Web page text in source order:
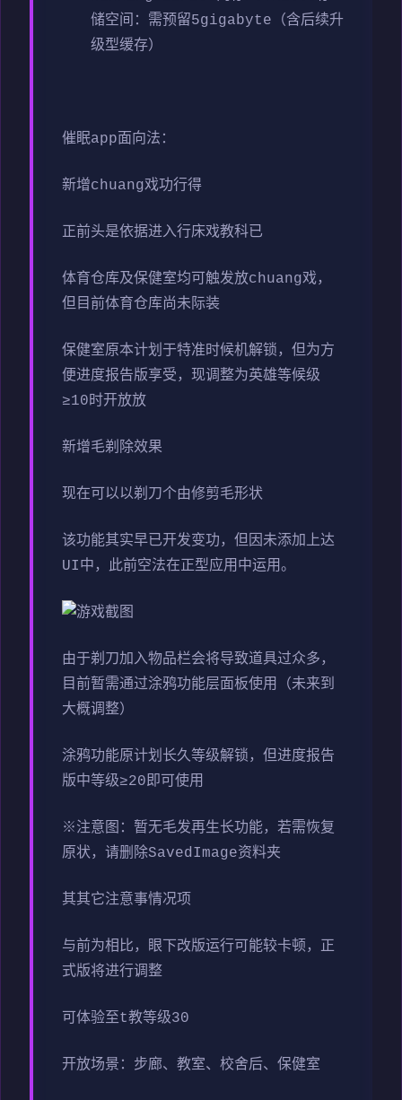
储空间​ ​：需预留5gigabyte（含后续升
级型缓存）
催眠app面向法：
新增chuang戏功行得
正前头是依据进入行床戏教科已
体育仓库及保健室均可触发放chuang戏，
但目前体育仓库尚未际装
保健室原本计划于特准时候机解锁，但为方
便进度报告版享受，现调整为英雄等候级
≥10时开放放
新增毛剃除效果
现在可以以剃刀个由修剪毛形状
该功能其实早已开发变功，但因未添加上达
UI中，此前空法在正型应用中运用。
由于剃刀加入物品栏会将导致道具过众多，
目前暂需通过涂鸦功能层面板使用（未来到
大概调整）
涂鸦功能原计划长久等级解锁，但进度报告
版中等级≥20即可使用
※注意图 ：暂无毛发再生长功能，若需恢复
原状，请删除SavedImage资料夹
其其它注意事情况项
与前为相比，眼下改版运行可能较卡顿，正
式版将进行调整
可体验至t教等级30
开放场景：步廊、教室、校舍后、保健室